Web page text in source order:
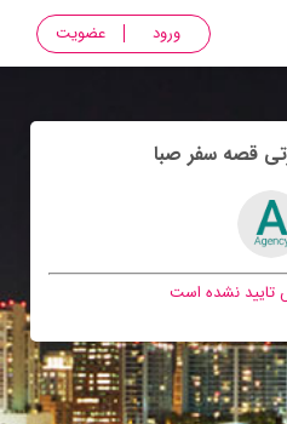
ورود عضویت
قصه سفر صبا
تایید نشده است